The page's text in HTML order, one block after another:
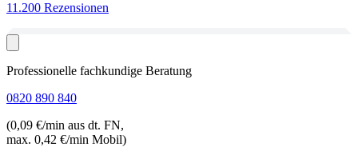
11.200 Rezensionen
Professionelle fachkundige Beratung
0820 890 840
(0,09 €/min aus dt. FN,
max. 0,42 €/min Mobil)